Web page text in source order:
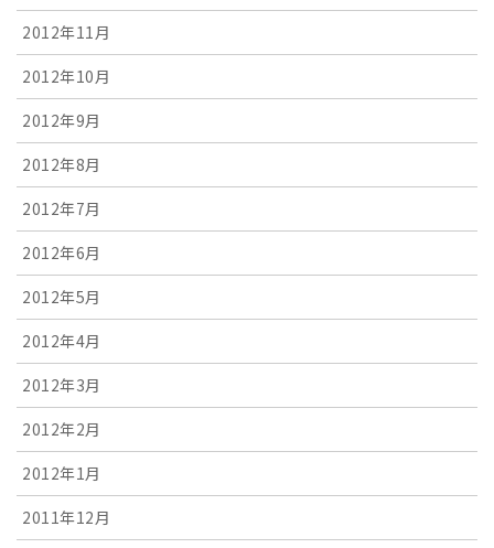
2012年11月
2012年10月
2012年9月
2012年8月
2012年7月
2012年6月
2012年5月
2012年4月
2012年3月
2012年2月
2012年1月
2011年12月